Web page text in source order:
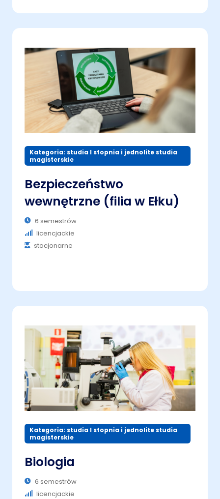
Kategoria: studia I stopnia i jednolite studia
magisterskie
Bezpieczeństwo
wewnętrzne (filia w Ełku)
6 semestrów
licencjackie
stacjonarne
Kategoria: studia I stopnia i jednolite studia
magisterskie
Biologia
6 semestrów
licencjackie